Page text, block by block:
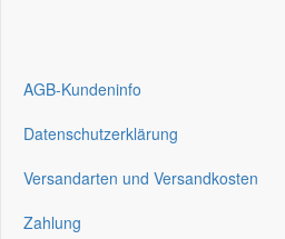
AGB-Kundeninfo
Datenschutzerklärung
Versandarten und Versandkosten
Zahlung